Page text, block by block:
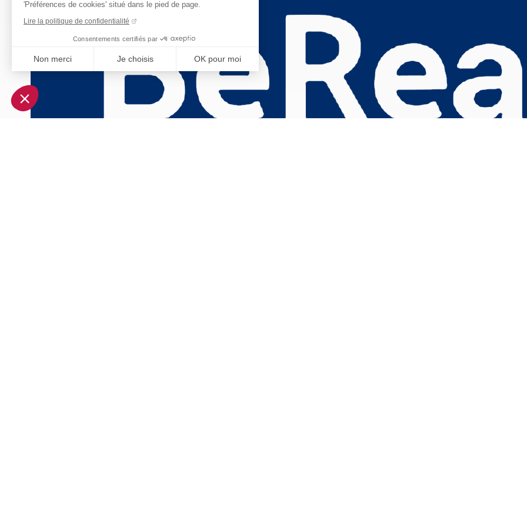
'Préférences de cookies' situé dans le pied de page.
Lire la politique de confidentialité
Consentements certifiés par
Non merci Je choisis OK pour moi
Plateforme de Gestion du Consentement : Personnalisez vos Options
Notre plateforme vous permet d'adapter et de gérer vos paramètres de confidentialité, en garantissant la conformité avec